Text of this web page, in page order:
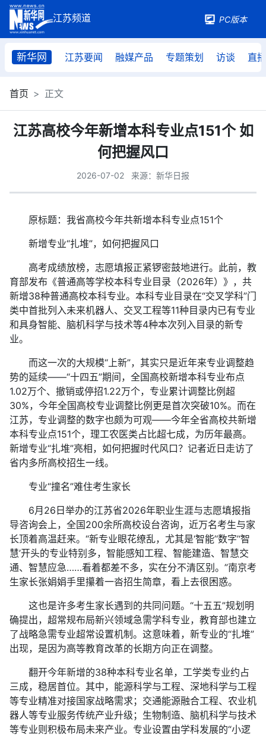
PC版本
新华网 江苏要闻 融媒产品 专题策划 访谈 直播
首页 正文
江苏高校今年新增本科专业点151个 如
何把握风口
2026-07-02 来源：新华日报
原标题：我省高校今年共新增本科专业点151个
新增专业“扎堆”，如何把握风口
高考成绩放榜，志愿填报正紧锣密鼓地进行。此前，教
育部发布《普通高等学校本科专业目录（2026年）》，共
新增38种普通高校本科专业。本科专业目录在“交叉学科”门
类中首批列入未来机器人、交叉工程等11种目录内已有专业
和具身智能、脑机科学与技术等4种本次列入目录的新专
业。
而这一次的大规模“上新”，其实只是近年来专业调整趋
势的延续——“十四五”期间，全国高校新增本科专业布点
1.02万个、撤销或停招1.22万个，专业累计调整比例超
30%，今年全国高校专业调整比例更是首次突破10%。而在
江苏，专业调整的数字也颇为可观——今年全省高校共新增
本科专业点151个，理工农医类占比超七成，为历年最高。
新增专业“扎堆”亮相，如何把握时代风口？记者近日走访了
省内多所高校招生一线。
专业“撞名”难住考生家长
6月26日举办的江苏省2026年职业生涯与志愿填报指
导咨询会上，全国200余所高校设台咨询，近万名考生与家
长顶着高温赶来。“新专业眼花缭乱，尤其是‘智能’‘数字’‘智
慧’开头的专业特别多，智能感知工程、智能建造、智慧交
通、智慧应急……看着都差不多，实在分不清区别。”南京考
生家长张娟娟手里攥着一沓招生简章，看上去很困惑。
这也是许多考生家长遇到的共同问题。“十五五”规划明
确提出，超常规布局新兴领域急需学科专业，教育部也建立
了战略急需专业超常设置机制。这意味着，新专业的“扎堆”
出现，是因为高等教育改革的长期方向正在调整。
翻开今年新增的38种本科专业名单，工学类专业约占
三成，稳居首位。其中，能源科学与工程、深地科学与工程
等专业精准对接国家战略需求；交通能源融合工程、农业机
器人等专业服务传统产业升级；生物制造、脑机科学与技术
等专业则积极布局未来产业。专业设置由学科发展的“小逻